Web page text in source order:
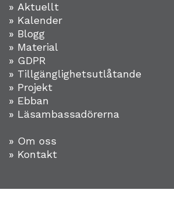
» Aktuellt
» Kalender
» Blogg
» Material
» GDPR
» Tillgänglighetsutlåtande
» Projekt
» Ebban
» Läsambassadörerna
» Om oss
» Kontakt